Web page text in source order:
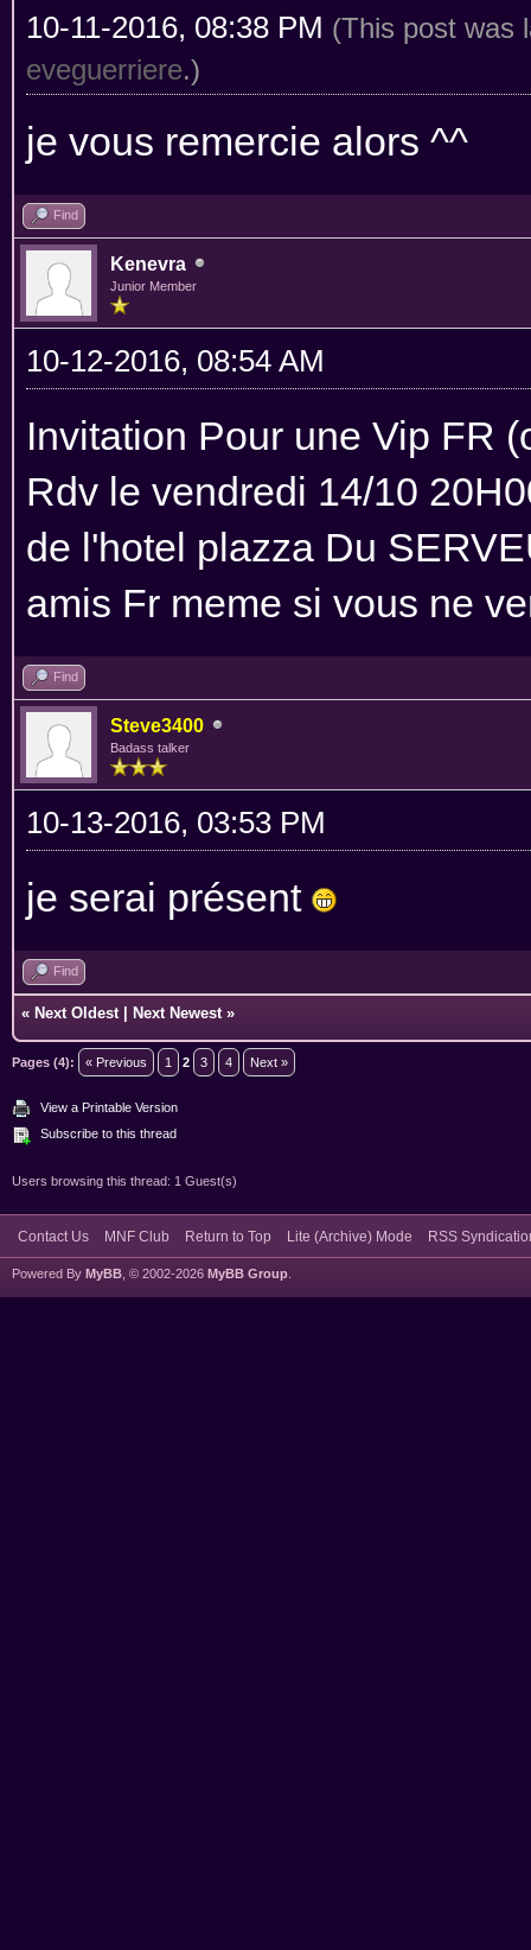
10-11-2016, 08:38 PM (This post was
eveguerriere.)
je vous remercie alors ^^
Find
Kenevra
Junior Member
10-12-2016, 08:54 AM
Invitation Pour une Vip FR
Rdv le vendredi 14/10
de l'hotel plazza Du
amis Fr meme si vous ne
Find
Steve3400
Badass talker
10-13-2016, 03:53 PM
je serai présent
Find
« Next Oldest Next Newest »
Pages (4): « Previous 1 2 3 4 Next »
View a Printable Version
Subscribe to this thread
Users browsing this thread: 1 Guest(s)
Contact Us MNF Club Return to Top Lite (Archive) Mode RSS
Powered By MyBB , © 2002-2026 MyBB Group